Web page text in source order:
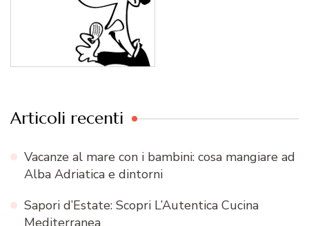
Articoli recenti
Vacanze al mare con i bambini: cosa mangiare ad
Alba Adriatica e dintorni
Sapori d’Estate: Scopri L’Autentica Cucina
Mediterranea